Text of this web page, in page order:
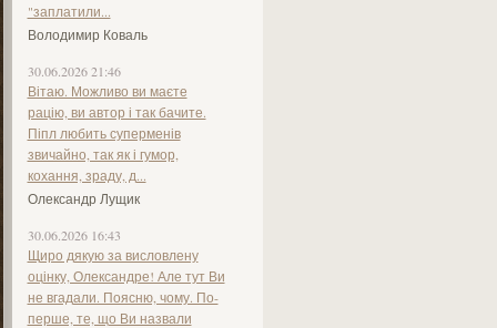
"заплатили...
Володимир Коваль
30.06.2026 21:46
Вітаю. Можливо ви маєте
рацію, ви автор і так бачите.
Піпл любить суперменів
звичайно, так як і гумор,
кохання, зраду, д...
Олександр Лущик
30.06.2026 16:43
Щиро дякую за висловлену
оцінку, Олександре! Але тут Ви
не вгадали. Поясню, чому. По-
перше, те, що Ви назвали